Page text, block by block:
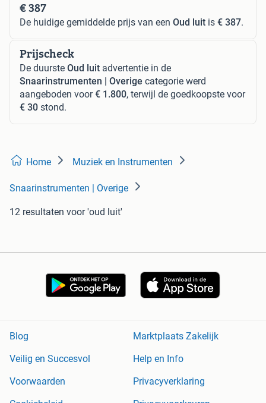
€ 387
De huidige gemiddelde prijs van een Oud luit is € 387.
Prijscheck
De duurste Oud luit advertentie in de
Snaarinstrumenten | Overige categorie werd
aangeboden voor€ 1.800, terwijl de goedkoopste voor
€ 30 stond.
Home Muziek en Instrumenten
Snaarinstrumenten | Overige
12 resultaten voor 'oud luit'
Blog
Marktplaats Zakelijk
Veilig en Succesvol
Help en Info
Voorwaarden
Privacyverklaring